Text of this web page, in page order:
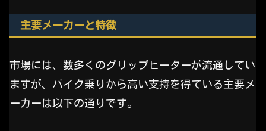
主要メーカーと特徴
市場には、数多くのグリップヒーターが流通してい
ますが、バイク乗りから高い支持を得ている主要メ
ーカーは以下の通りです。